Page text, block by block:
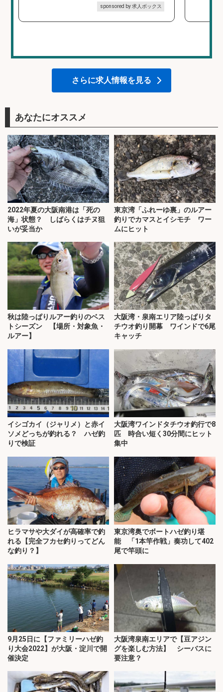
sponsored by 求人ボックス
さらに求人情報を見る
あなたにオススメ
2022年夏の大阪南港は「死の
海」状態？ しばらくはチヌ狙
いが妥当か
東京湾「ふれーゆ裏」のルアー
釣りでカマスとイシモチ ワー
ムにヒット
秋は陸っぱりルアー釣りのベス
トシーズン 【場所・対象魚・
ルアー】
大阪湾・泉南エリア陸っぱりタ
チウオ釣り開幕 ワインドで6尾
キャッチ
イシゴカイ（ジャリメ）と赤イ
ソメどっちが釣れる？ ハゼ釣
りで検証
大阪湾ワインドタチウオ釣行で8
匹 時合い短く30分間にヒット
集中
ヒラマサや大ダイが高確率で釣
れる【完全フカセ釣りってどん
な釣り？】
東京湾奥でボートハゼ釣り堪
能 「1本竿作戦」奏功して402
尾で竿頭に
9月25日に【ファミリーハゼ釣
り大会2022】が大阪・淀川で開
催決定
大阪湾泉南エリアで【豆アジン
グを楽しむ方法】 シーバスに
要注意？